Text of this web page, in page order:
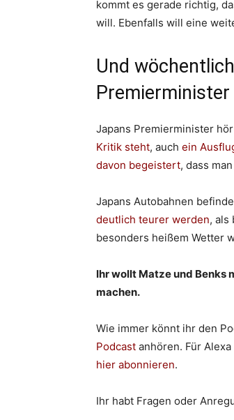
kommt es gerade richtig,
will. Ebenfalls will eine
Und
Premierminister
Japans Premierminister
Kritik steht, auch ein
davon begeistert, dass
Japans Autobahnen
deutlich teurer werden, als
besonders heißem Wetter
Ihr wollt Matze und Benks
machen.
Wie immer könnt ihr den
Podcast anhören. Für
hier abonnieren.
Ihr habt Fragen oder